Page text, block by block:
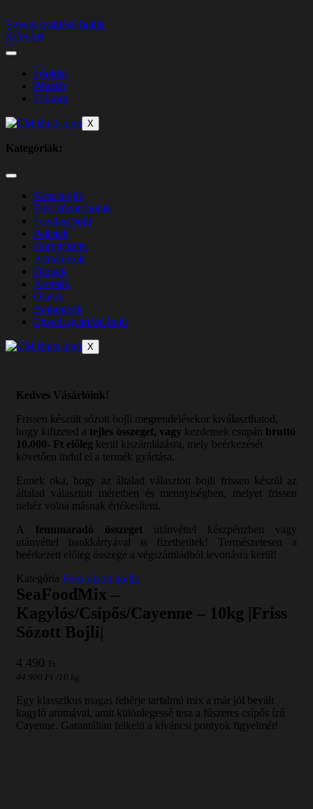
Egyedi gyártású bojlik
KOSÁR
Főoldal
Pénztár
Fiókom
X
Kategóriák:
Kész bojlik
Friss sózott bojlik
Feeding bojli
Pelletek
Horogcsalik
Attraktorok
Dippek
Aromák
Olajok
Bojlimixek
Egyedi gyártású bojli
X
Kedves Vásárlóink!
Frissen készült sózott bojli megrendelésekor kiválaszthatod,
hogy kifizeted a tejles összeget, vagy kezdetnek csupán bruttó
10.000- Ft előleg kerül kiszámlázásra, mely beérkezését
követően indul el a termék gyártása.
Ennek oka, hogy az általad választott bojli frissen készül az
általad választott méretben és mennyiségben, melyet frissen
nehéz volna másnak értékesíteni.
A fennmaradó összeget utánvéttel készpénzben vagy
utánvéttel bankkártyával is fizethetitek! Természetesen a
beérkezett előleg összege a végszámládból levonásra kerül!
Kategória Friss sózott bojlik
SeaFoodMix –
Kagylós/Csípős/Cayenne – 10kg |Friss
Sózott Bojli|
4 490 Ft
44 900 Ft 10 kg
Egy klasszikus magas fehérje tartalmú mix a már jól bevált
kagyló aromával, amit különlegessé tesz a fűszeres csípős ízű
Cayenne. Garantáltan felkelti a kíváncsi pontyok figyelmét!